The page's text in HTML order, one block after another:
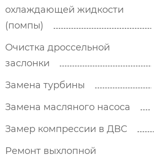
охлаждающей жидкости
(помпы)
Очистка дроссельной
заслонки
Замена турбины
Замена масляного насоса
Замер компрессии в ДВС
Ремонт выхлопной